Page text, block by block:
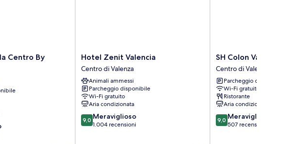
Centro By
Hotel
Zenit
Valencia
Centro
di
Valenza
Hotel Zenit Valencia
Centro di Valenza
Animali ammessi
Parcheggio disponibile
Wi-Fi gratuito
Aria condizionata
9.0
su
9,0 Meraviglioso
1.004 recensioni
SH
Colon
Valencia
Hotel
Centro
di
Valenza
SH Colon Valencia
Centro di Valenza
Parcheggio disponibile
Wi-Fi gratuito
Ristorante
Aria condizionata
9.0
su
9,0 Meraviglioso
507 recensioni